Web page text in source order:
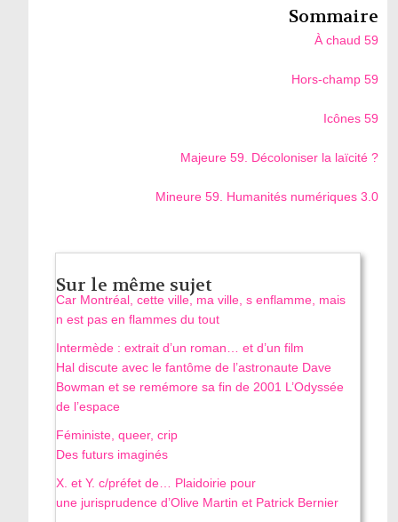
Sommaire
À chaud 59
Hors-champ 59
Icônes 59
Majeure 59. Décoloniser la laïcité ?
Mineure 59. Humanités numériques 3.0
Sur le même sujet
Car Montréal, cette ville, ma ville, s enflamme, mais
n est pas en flammes du tout
Intermède : extrait d’un roman… et d’un film
Hal discute avec le fantôme de l’astronaute Dave
Bowman et se remémore sa fin de 2001 L’Odyssée
de l’espace
Féministe, queer, crip
Des futurs imaginés
X. et Y. c/préfet de… Plaidoirie pour
une jurisprudence d’Olive Martin et Patrick Bernier